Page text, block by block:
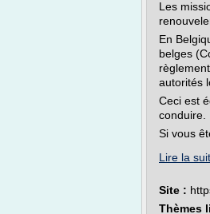
Les
En
belges
autorités
Ceci est
conduire.
Si vous
Lire la
Site :
Thèmes